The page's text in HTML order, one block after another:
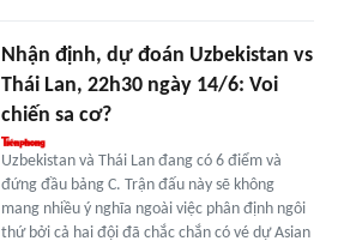
Nhận định, dự đoán Uzbekistan vs
Thái Lan, 22h30 ngày 14/6: Voi
chiến sa cơ?
Uzbekistan và Thái Lan đang có 6 điểm và
đứng đầu bảng C. Trận đấu này sẽ không
mang nhiều ý nghĩa ngoài việc phân định ngôi
thứ bởi cả hai đội đã chắc chắn có vé dự Asian